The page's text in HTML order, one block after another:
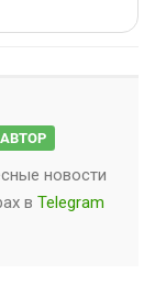
АВТОР
новости
в Telegram